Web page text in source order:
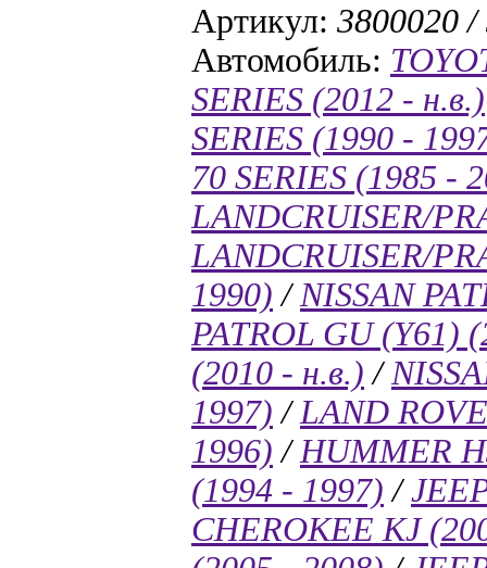
Артикул: 3800020
Автомобиль:
SERIES (2012 - н.в.)
SERIES (1990 -
70 SERIES (1985 -
LANDCRUISER/
LANDCRUISER/
1990) / NISSAN
PATROL GU (Y61)
(2010 - н.в.) /
1997) / LAND
1996) / HUMMER
(1994 - 1997) /
CHEROKEE KJ